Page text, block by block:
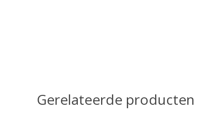
Gerelateerde producten